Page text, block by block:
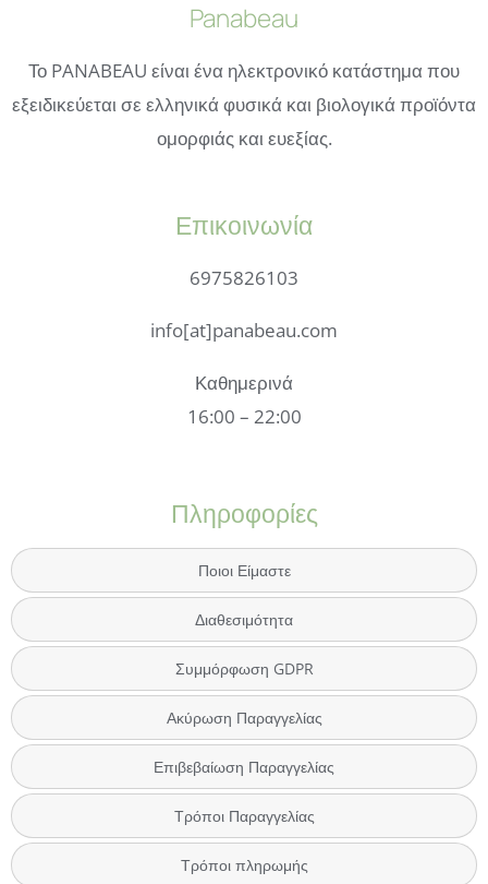
Panabeau
Το PANABEAU είναι ένα ηλεκτρονικό κατάστημα που
εξειδικεύεται σε ελληνικά φυσικά και βιολογικά προϊόντα
ομορφιάς και ευεξίας.
Επικοινωνία
6975826103
info[at]panabeau.com
Καθημερινά
16:00 – 22:00
Πληροφορίες
Ποιοι Είμαστε
Διαθεσιμότητα
Συμμόρφωση GDPR
Ακύρωση Παραγγελίας
Επιβεβαίωση Παραγγελίας
Τρόποι Παραγγελίας
Τρόποι πληρωμής